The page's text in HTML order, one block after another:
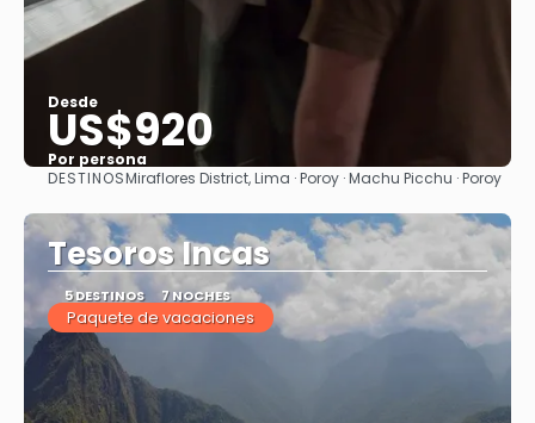
Desde
US$920
Por persona
Ver
DESTINOSMiraflores District, Lima · Poroy · Machu Picchu · Poroy
Tesoros Incas
5 DESTINOS 7 NOCHES
Paquete de vacaciones